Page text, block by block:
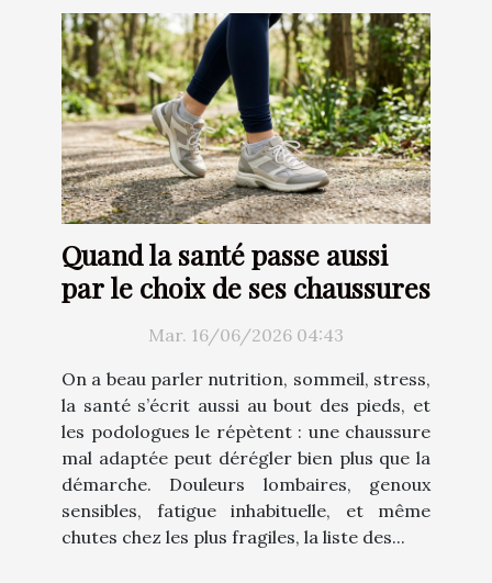
Quand la santé passe aussi
par le choix de ses chaussures
Mar. 16/06/2026 04:43
On a beau parler nutrition, sommeil, stress,
la santé s’écrit aussi au bout des pieds, et
les podologues le répètent : une chaussure
mal adaptée peut dérégler bien plus que la
démarche. Douleurs lombaires, genoux
sensibles, fatigue inhabituelle, et même
chutes chez les plus fragiles, la liste des...